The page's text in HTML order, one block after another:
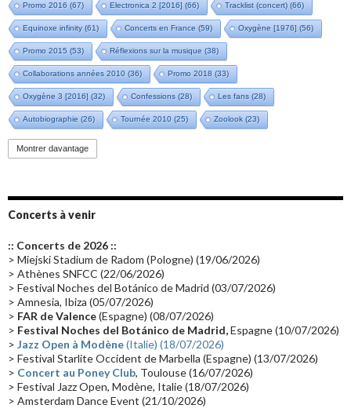
Promo 2016 (67) Electronica 2 [2016] (66) Tracklist (concert) (66)
Equinoxe infinity(61) Concerts en France (59) Oxygène [1976] (56)
Promo 2015 (53) Réflexions sur la musique (38)
Collaborations années 2010 (36) Promo 2018 (33)
Oxygène 3 [2016] (32) Confessions (28) Les fans (28)
Autobiographie (26) Tournée 2010 (25) Zoolook (23)
Promo 2019(23)
Groupe de Recherche Musicale
Passages radio Vidéo Jarrecast (16) Synthé 80's
Les concerts en Chine(16) Cinéma
Synthé Roland(15) Belgique(15)
(14) Astronomie (14)
Tournée 2025(14) 2024(14) Chine(13)
Montrer davantage
Concerts à venir
:: Concerts de 2026 ::
> Miejski Stadium de Radom (Pologne) (19/06/2026)
> Athènes SNFCC (22/06/2026)
> Festival Noches del Botánico de Madrid (03/07/2026)
> Amnesia, Ibiza (05/07/2026)
> FAR de Valence(Espagne) (08/07/2026)
> Festival Noches del Botánico de Madrid,Espagne (10/07/2026)
> Jazz Open à Modène(Italie) (18/07/2026)
> Festival Starlite Occident de Marbella (Espagne) (13/07/2026)
> Concert au Poney Club, Toulouse (16/07/2026)
> Festival Jazz Open, Modène, Italie (18/07/2026)
> Amsterdam Dance Event (21/10/2026)